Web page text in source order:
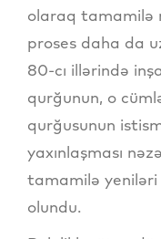
olaraq tamamilə
proses daha da
80-cı illərində
qurğunun, o
qurğusunun
yaxınlaşması
tamamilə yeniləri
olundu.